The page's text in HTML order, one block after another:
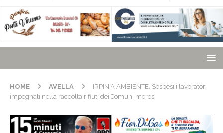
HOME AVELLA
IRPINIA AMBIENTE. Sospesi i lavoratori
impegnati nella raccolta rifiuti dei Comuni morosi